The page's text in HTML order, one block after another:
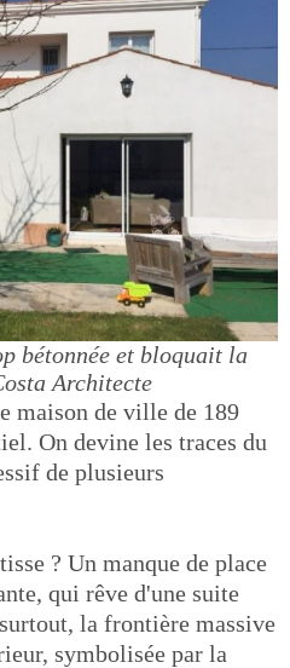
bétonnée et bloquait la
Architecte
maison de ville de 189
On devine les traces du
de plusieurs
? Un manque de place
qui rêve d'une suite
la frontière massive
symbolisée par la